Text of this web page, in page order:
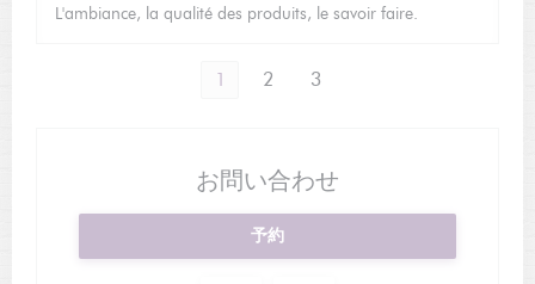
L'ambiance, la qualité des produits, le savoir faire.
1 2 3
お問い合わせ
予約